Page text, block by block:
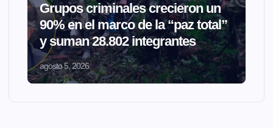
Grupos criminales crecieron un
90% en el marco de la “paz total”
y suman 28.802 integrantes
agosto 5, 2026